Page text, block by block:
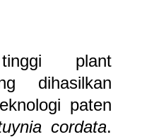
plant
dihasilkan
paten
cordata.